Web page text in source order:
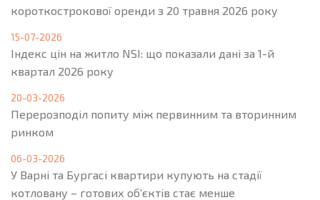
короткострокової оренди з 20 травня 2026 року
15-07-2026
Індекс цін на житло NSI: що показали дані за 1-й
квартал 2026 року
20-03-2026
Перерозподіл попиту між первинним та вторинним
ринком
06-03-2026
У Варні та Бургасі квартири купують на стадії
котловану – готових об'єктів стає менше